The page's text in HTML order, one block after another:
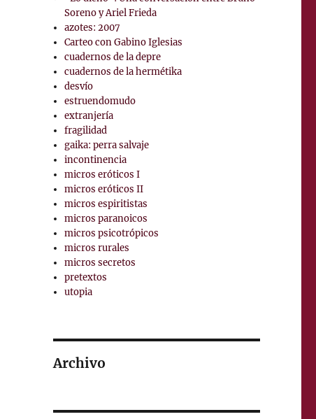
Soreno y Ariel Frieda
azotes: 2007
Carteo con Gabino Iglesias
cuadernos de la depre
cuadernos de la hermétika
desvío
estruendomudo
extranjería
fragilidad
gaika: perra salvaje
incontinencia
micros eróticos I
micros eróticos II
micros espiritistas
micros paranoicos
micros psicotrópicos
micros rurales
micros secretos
pretextos
utopia
Archivo